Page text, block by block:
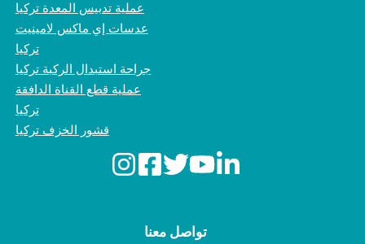
عملية تدبيس المعدة تركيا
عدسات إي ماكس لامينيت
تركيا
جراحة استبدال الركبة تركيا
عملية قطع القناة الدافقة
تركيا
قشور الخزف تركيا
تواصل معنا